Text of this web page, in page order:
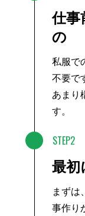
仕事
の
私服で
不要で
あまり
す。
STEP2
最初
まずは
事作り